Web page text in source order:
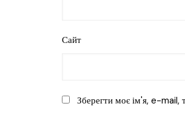
Сайт
Зберегти моє ім'я, e-mail,